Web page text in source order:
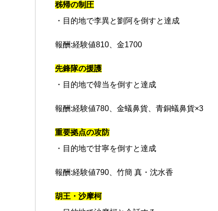
秭帰の制圧
・目的地で李異と劉阿を倒すと達成
報酬:経験値810、金1700
先鋒隊の援護
・目的地で韓当を倒すと達成
報酬:経験値780、金蟻鼻貨、青銅蟻鼻貨×3
重要拠点の攻防
・目的地で甘寧を倒すと達成
報酬:経験値790、竹簡 真・沈水香
胡王・沙摩柯